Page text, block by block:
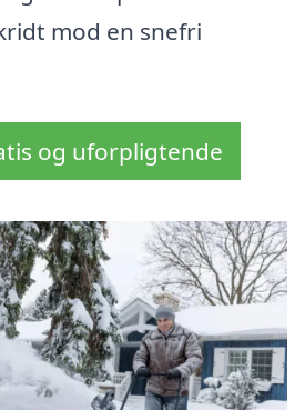
mod en snefri
og uforpligtende